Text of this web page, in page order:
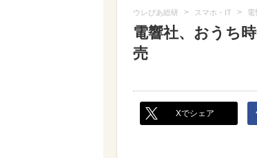
ウレぴあ総研 > スマホ・IT > 電
電響社、おうち
売
Xでシェア